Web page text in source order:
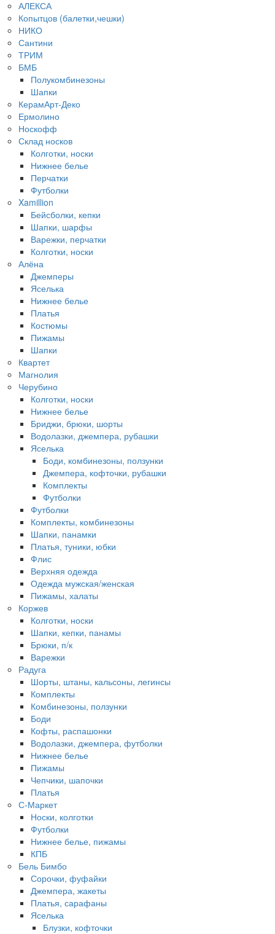
АЛЕКСА
Копытцов (балетки,чешки)
НИКО
Сантини
ТРИМ
БМБ
Полукомбинезоны
Шапки
КерамАрт-Деко
Ермолино
Носкофф
Склад носков
Колготки, носки
Нижнее белье
Перчатки
Футболки
Xamillion
Бейсболки, кепки
Шапки, шарфы
Варежки, перчатки
Колготки, носки
Алёна
Джемперы
Яселька
Нижнее белье
Платья
Костюмы
Пижамы
Шапки
Квартет
Магнолия
Черубино
Колготки, носки
Нижнее белье
Бриджи, брюки, шорты
Водолазки, джемпера, рубашки
Яселька
Боди, комбинезоны, ползунки
Джемпера, кофточки, рубашки
Комплекты
Футболки
Футболки
Комплекты, комбинезоны
Шапки, панамки
Платья, туники, юбки
Флис
Верхняя одежда
Одежда мужская/женская
Пижамы, халаты
Коржев
Колготки, носки
Шапки, кепки, панамы
Брюки, п/к
Варежки
Радуга
Шорты, штаны, кальсоны, легинсы
Комплекты
Комбинезоны, ползунки
Боди
Кофты, распашонки
Водолазки, джемпера, футболки
Нижнее белье
Пижамы
Чепчики, шапочки
Платья
С-Маркет
Носки, колготки
Футболки
Нижнее белье, пижамы
КПБ
Бель Бимбо
Сорочки, фуфайки
Джемпера, жакеты
Платья, сарафаны
Яселька
Блузки, кофточки